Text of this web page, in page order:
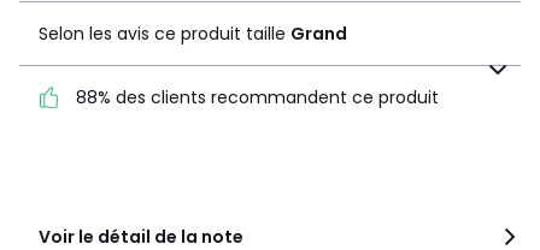
Selon les avis ce produit
Voir le détail de la note
Selon les avis ce produit taille Grand
88% des clients recommandent ce produit